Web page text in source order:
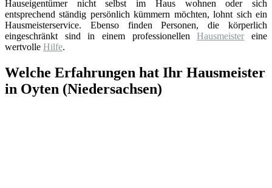
Hauseigentümer nicht selbst im Haus wohnen oder sich
entsprechend ständig persönlich kümmern möchten, lohnt sich ein
Hausmeisterservice. Ebenso finden Personen, die körperlich
eingeschränkt sind in einem professionellenHausmeister eine
wertvolle Hilfe.
Welche Erfahrungen hat Ihr Hausmeister
in Oyten (Niedersachsen)